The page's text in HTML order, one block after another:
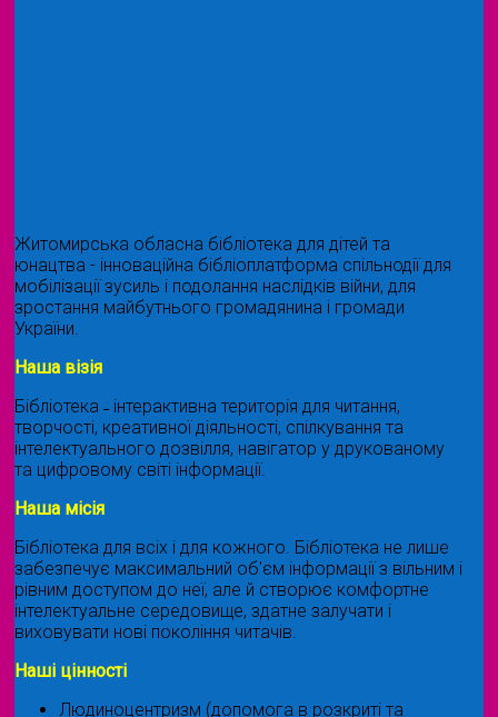
Житомирська обласна бібліотека для дітей та
юнацтва - інноваційна бібліоплатформа спільнодії для
мобілізації зусиль і подолання наслідків війни, для
зростання майбутнього громадянина і громади
України.
Наша візія
Бібліотека ˗ інтерактивна територія для читання,
творчості, креативної діяльності, спілкування та
інтелектуального дозвілля, навігатор у друкованому
та цифровому світі інформації.
Наша місія
Бібліотека для всіх і для кожного. Бібліотека не лише
забезпечує максимальний об'єм інформації з вільним і
рівним доступом до неї, але й створює комфортне
інтелектуальне середовище, здатне залучати і
виховувати нові покоління читачів.
Наші цінності
Людиноцентризм (допомога в розкриті та